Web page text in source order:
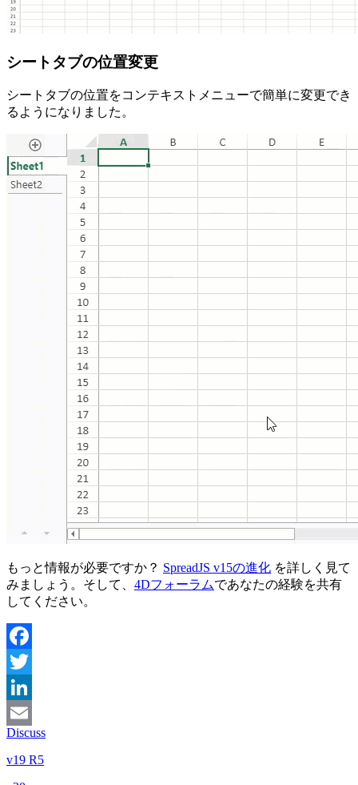
シートタブの位置変更
シートタブの位置をコンテキストメニューで簡単に変更でき
るようになりました。
もっと情報が必要ですか？ SpreadJS v15の進化 を詳しく見て
みましょう。そして、 4Dフォーラムであなたの経験を共有
してください。
Facebook
Twitter
LinkedIn
Email
Discuss
v19 R5